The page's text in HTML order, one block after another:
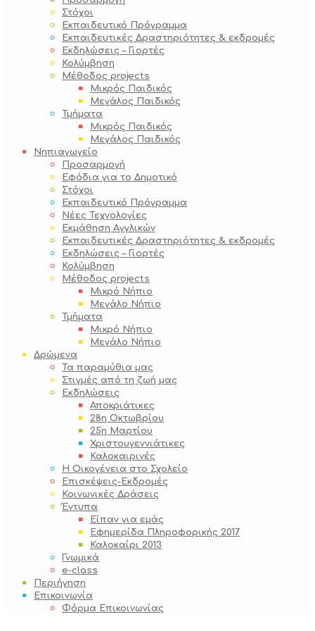
Στόχοι
Εκπαιδευτικό Πρόγραμμα
Εκπαιδευτικές Δραστηριότητες & εκδρομές
Εκδηλώσεις – Γιορτές
Κολύμβηση
Μέθοδος projects
Μικρός Παιδικός
Μεγάλος Παιδικός
Τμήματα
Μικρός Παιδικός
Μεγάλος Παιδικός
Νηπιαγωγείο
Προσαρμογή
Εφόδια για το Δημοτικό
Στόχοι
Εκπαιδευτικό Πρόγραμμα
Νέες Τεχνολογίες
Εκμάθηση Αγγλικών
Εκπαιδευτικές Δραστηριότητες & εκδρομές
Εκδηλώσεις – Γιορτές
Κολύμβηση
Μέθοδος projects
Μικρό Νήπιο
Μεγάλο Νήπιο
Τμήματα
Μικρό Νήπιο
Μεγάλο Νήπιο
Δρώμενα
Τα παραμύθια μας
Στιγμές από τη ζωή μας
Εκδηλώσεις
Αποκριάτικες
28η Οκτωβρίου
25η Μαρτίου
Χριστουγεννιάτικες
Καλοκαιρινές
Η Οικογένεια στο Σχολείο
Επισκέψεις-Εκδρομές
Κοινωνικές Δράσεις
Έντυπα
Είπαν για εμάς
Εφημερίδα Πληροφορικής 2017
Καλοκαίρι 2013
Γνωμικά
e-class
Περιήγηση
Επικοινωνία
Φόρμα Επικοινωνίας